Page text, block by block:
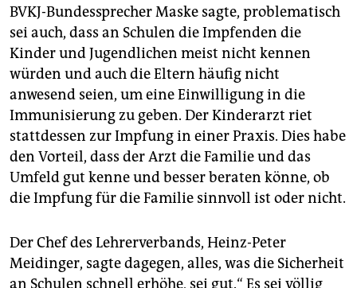
BVKJ-Bundessprecher Maske sagte, problematisch
sei auch, dass an Schulen die Impfenden die
Kinder und Jugendlichen meist nicht kennen
würden und auch die Eltern häufig nicht
anwesend seien, um eine Einwilligung in die
Immunisierung zu geben. Der Kinderarzt riet
stattdessen zur Impfung in einer Praxis. Dies habe
den Vorteil, dass der Arzt die Familie und das
Umfeld gut kenne und besser beraten könne, ob
die Impfung für die Familie sinnvoll ist oder nicht.
Der Chef des Lehrerverbands, Heinz-Peter
Meidinger, sagte dagegen, alles, was die Sicherheit
an Schulen schnell erhöhe, sei gut.“ Es sei völlig